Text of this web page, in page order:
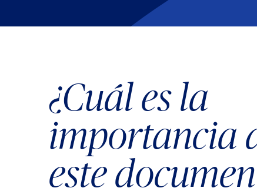
¿Cuál es la
importancia
este